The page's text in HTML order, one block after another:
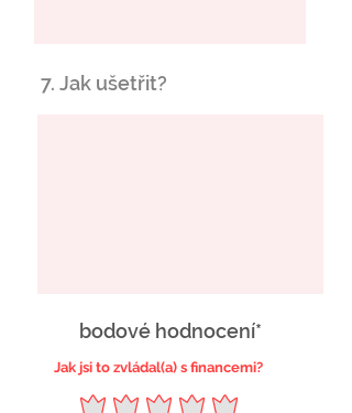
7. Jak ušetřit?
bodové hodnocení*
Jak jsi to zvládal(a) s financemi?